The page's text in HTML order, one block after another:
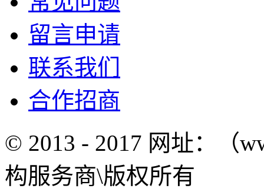
留言申请
联系我们
合作招商
© 2013 - 2017 网址：（
构服务商\版权所有